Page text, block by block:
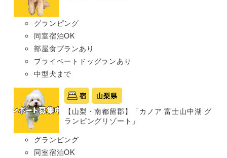
グランピング
同室宿泊OK
部屋食プランあり
プライベートドッグランあり
中型犬まで
宿 山梨県
【山梨・南都留郡】「カノア 富士山中湖 グ
ランピングリゾート」
グランピング
同室宿泊OK